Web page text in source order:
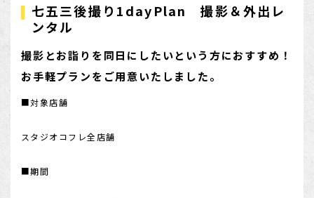
マタニティ
1歳誕生日
ロケーション撮影・カメラマン
七五三後撮り1dayPlan 撮影＆外出レ
ンタル
撮影とお詣りを同日にしたいという方におすすめ！
お手軽プランをご用意いたしました。
■対象店舗
スタジオコフレ全店舗
■期間